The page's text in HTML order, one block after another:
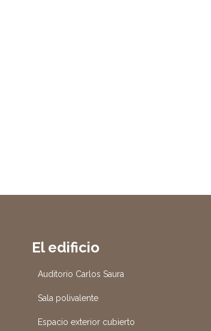
El edificio
Auditorio Carlos Saura
Sala polivalente
Espacio exterior cubierto